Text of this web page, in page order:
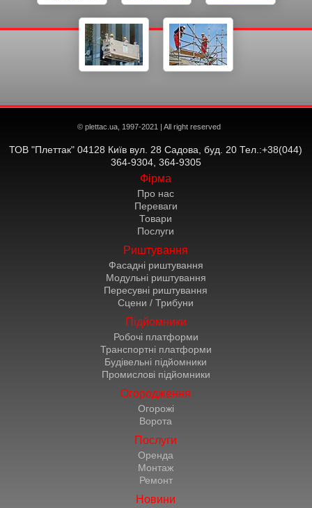
© plettac.ua, 1997-2021 | All right reserved
ТОВ "Плеттак" 04128 Київ вул. 28 Садова, буд. 20 Тел.:+38(044)
364-9304, 364-9305
Фірма
Про нас
Переваги
Товари
Послуги
Риштування
Фасадні риштування
Модульні риштування
Пересувні риштування
Сцени / Трибуни
Підйомники
Робочі платформи
Транспортні платформи
Будівельні підйомники
Промислові підйомники
Огородження
Огорожі
Ворота
Послуги
Оренда
Монтаж
Ремонт
Новини